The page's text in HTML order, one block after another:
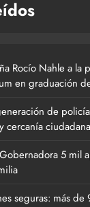
Rocío Nahle a la
en graduación
de
cercanía
5 mil
seguras: más